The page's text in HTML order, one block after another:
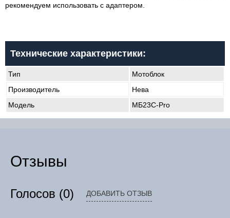
рекомендуем использовать с адаптером.
Технические характеристики:
Тип
Мотоблок
Производитель
Нева
Модель
МБ23С-Pro
Отзывы
Голосов (0) ДОБАВИТЬ ОТЗЫВ